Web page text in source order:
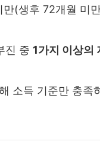
(생후 72개월 미
진 중 1가지 이상의
소득 기준만 충족